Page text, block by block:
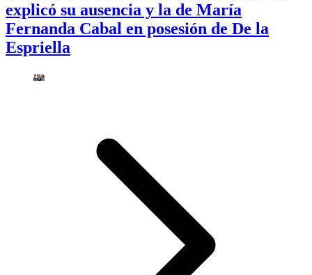
explicó su ausencia y la de María
Fernanda Cabal en posesión de De la
Espriella